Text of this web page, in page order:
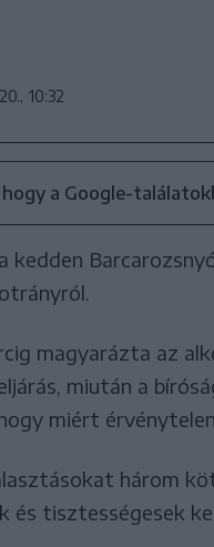
10:32
a Google-
magyarázta az
miután a
miért
három
és tisztességesek